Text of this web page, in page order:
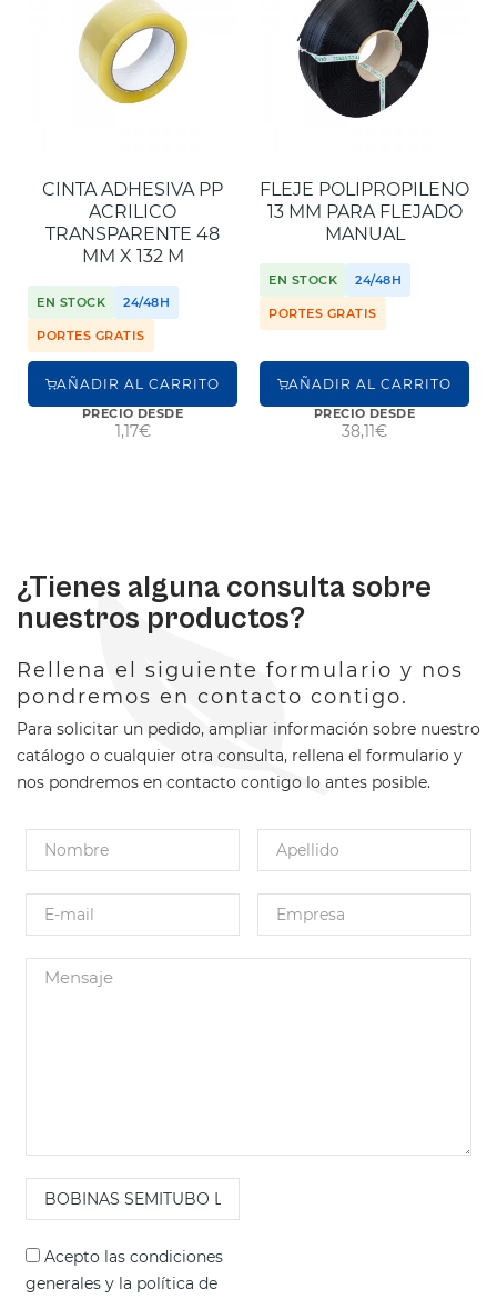
CINTA ADHESIVA PP
ACRILICO
TRANSPARENTE 48
MM X 132 M
EN STOCK 24/48H
PORTES GRATIS
AÑADIR AL CARRITO
PRECIO DESDE
1,17€
FLEJE POLIPROPILENO
13 MM PARA FLEJADO
MANUAL
EN STOCK 24/48H
PORTES GRATIS
AÑADIR AL CARRITO
PRECIO DESDE
38,11€
¿Tienes alguna consulta sobre
nuestros productos?
Rellena el siguiente formulario y nos
pondremos en contacto contigo.
Para solicitar un pedido, ampliar información sobre nuestro
catálogo o cualquier otra consulta, rellena el formulario y
nos pondremos en contacto contigo lo antes posible.
Acepto las condiciones
generales y la política de